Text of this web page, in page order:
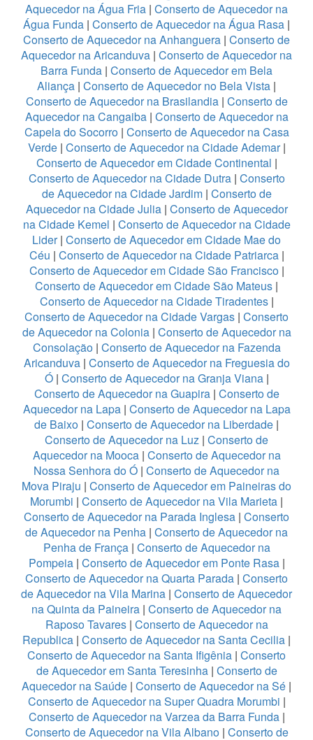
Aquecedor na Água Fria | Conserto de Aquecedor na
Água Funda | Conserto de Aquecedor na Água Rasa |
Conserto de Aquecedor na Anhanguera | Conserto de
Aquecedor na Aricanduva | Conserto de Aquecedor na
Barra Funda | Conserto de Aquecedor em Bela
Aliança | Conserto de Aquecedor no Bela Vista |
Conserto de Aquecedor na Brasilandia| Conserto de
Aquecedor na Cangaiba| Conserto de Aquecedor na
Capela do Socorro | Conserto de Aquecedor na Casa
Verde| Conserto de Aquecedor na Cidade Ademar|
Conserto de Aquecedor em Cidade Continental |
Conserto de Aquecedor na Cidade Dutra | Conserto
de Aquecedor na Cidade Jardim| Conserto de
Aquecedor na Cidade Julia | Conserto de Aquecedor
na Cidade Kemel | Conserto de Aquecedor na Cidade
Lider| Conserto de Aquecedor em Cidade Mae do
Céu | Conserto de Aquecedor na Cidade Patriarca|
Conserto de Aquecedor em Cidade São Francisco |
Conserto de Aquecedor em Cidade São Mateus |
Conserto de Aquecedor na Cidade Tiradentes|
Conserto de Aquecedor na Cidade Vargas | Conserto
de Aquecedor na Colonia| Conserto de Aquecedor na
Consolação | Conserto de Aquecedor na Fazenda
Aricanduva| Conserto de Aquecedor na Freguesia do
Ó| Conserto de Aquecedor na Granja Viana|
Conserto de Aquecedor na Guapira| Conserto de
Aquecedor na Lapa| Conserto de Aquecedor na Lapa
de Baixo | Conserto de Aquecedor na Liberdade |
Conserto de Aquecedor na Luz | Conserto de
Aquecedor na Mooca| Conserto de Aquecedor na
Nossa Senhora do Ó | Conserto de Aquecedor na
Mova Piraju | Conserto de Aquecedor em Paineiras do
Morumbi | Conserto de Aquecedor na Vila Marieta |
Conserto de Aquecedor na Parada Inglesa | Conserto
de Aquecedor na Penha | Conserto de Aquecedor na
Penha de França | Conserto de Aquecedor na
Pompeia| Conserto de Aquecedor em Ponte Rasa|
Conserto de Aquecedor na Quarta Parada | Conserto
de Aquecedor na Vila Marina | Conserto de Aquecedor
na Quinta da Paineira | Conserto de Aquecedor na
Raposo Tavares| Conserto de Aquecedor na
Republica | Conserto de Aquecedor na Santa Cecilia |
Conserto de Aquecedor na Santa Ifigênia | Conserto
de Aquecedor em Santa Teresinha| Conserto de
Aquecedor na Saúde | Conserto de Aquecedor na Sé |
Conserto de Aquecedor na Super Quadra Morumbi |
Conserto de Aquecedor na Varzea da Barra Funda|
Conserto de Aquecedor na Vila Albano| Conserto de